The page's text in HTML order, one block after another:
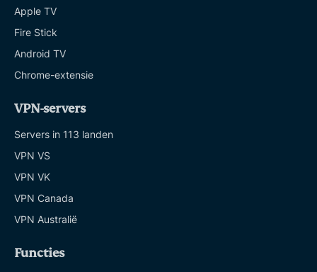
Apple TV
Fire Stick
Android TV
Chrome-extensie
VPN-servers
Servers in 113 landen
VPN VS
VPN VK
VPN Canada
VPN Australië
Functies